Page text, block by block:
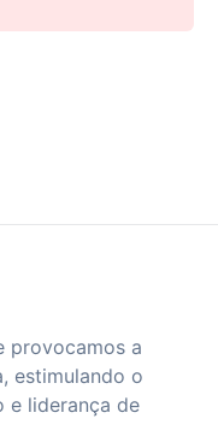
provocamos a
estimulando o
e liderança de